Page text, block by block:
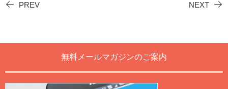
PREV NEXT
無料メールマガジンのご案内